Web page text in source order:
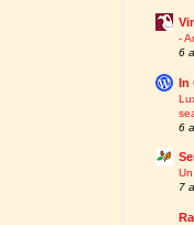
-
6
In
6
7